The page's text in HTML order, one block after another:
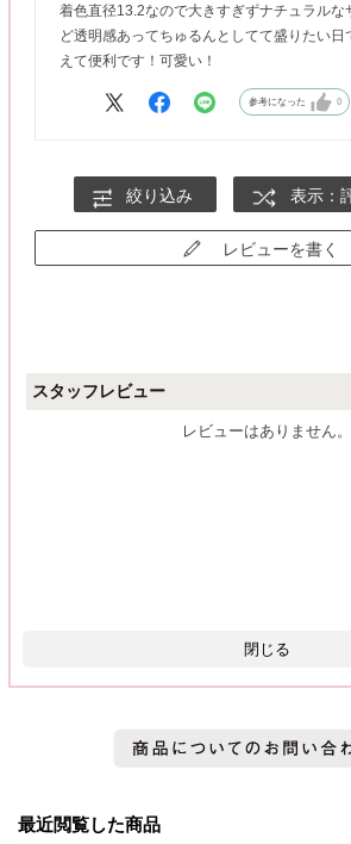
着色直径13.2なので大きすぎずナチュラルな
ど透明感あってちゅるんとしてて盛りたい日
えて便利です！可愛い！
参考になった 0
絞り込み 表示：
レビューを書く
スタッフレビュー
レビューはありません。
閉じる
最近閲覧した商品